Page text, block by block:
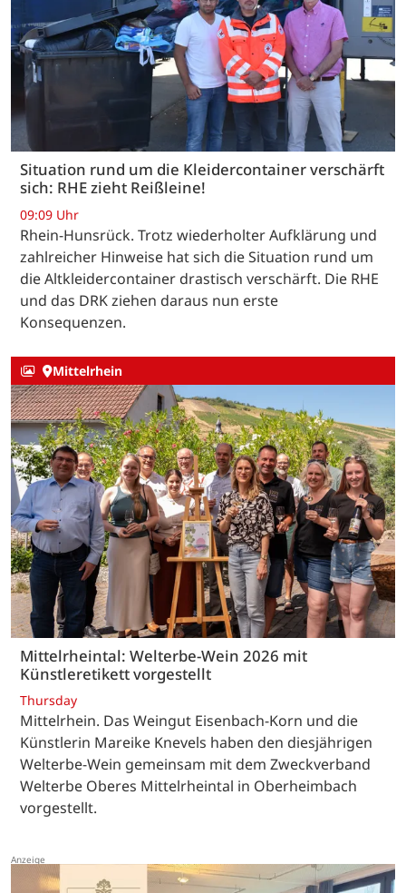
Situation rund um die Kleidercontainer verschärft
sich: RHE zieht Reißleine!
09:09 Uhr
Rhein-Hunsrück. Trotz wiederholter Aufklärung und
zahlreicher Hinweise hat sich die Situation rund um
die Altkleidercontainer drastisch verschärft. Die RHE
und das DRK ziehen daraus nun erste
Konsequenzen.
Mittelrhein
Mittelrheintal: Welterbe-Wein 2026 mit
Künstleretikett vorgestellt
Thursday
Mittelrhein. Das Weingut Eisenbach-Korn und die
Künstlerin Mareike Knevels haben den diesjährigen
Welterbe-Wein gemeinsam mit dem Zweckverband
Welterbe Oberes Mittelrheintal in Oberheimbach
vorgestellt.